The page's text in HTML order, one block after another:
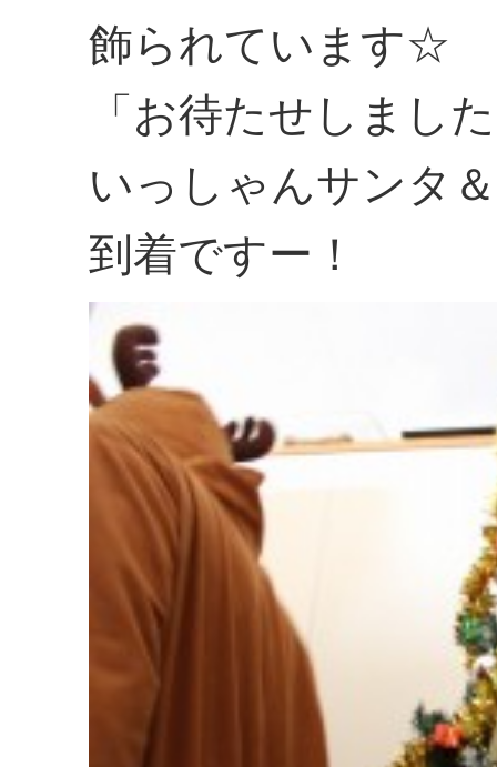
飾られています☆
「お待たせしまし
いっしゃんサンタ
到着ですー！